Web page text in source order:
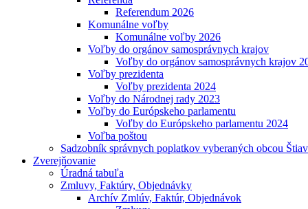
Referendum 2026
Komunálne voľby
Komunálne voľby 2026
Voľby do orgánov samosprávnych krajov
Voľby do orgánov samosprávnych krajov
Voľby prezidenta
Voľby prezidenta 2024
Voľby do Národnej rady 2023
Voľby do Európskeho parlamentu
Voľby do Európskeho parlamentu 2024
Voľba poštou
Sadzobník správnych poplatkov vyberaných obcou
Zverejňovanie
Úradná tabuľa
Zmluvy, Faktúry, Objednávky
Archív Zmlúv, Faktúr, Objednávok